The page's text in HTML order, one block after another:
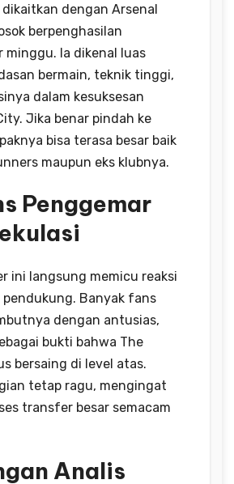
dengan Arsenal
berpenghasilan
minggu. Ia dikenal luas
bermain, teknik tinggi,
dalam kesuksesan
Jika benar pindah ke
bisa terasa besar baik
maupun eks klubnya.
Penggemar
ini langsung memicu reaksi
pendukung. Banyak fans
dengan antusias,
bukti bahwa The
bersaing di level atas.
tetap ragu, mengingat
transfer besar semacam
Analis